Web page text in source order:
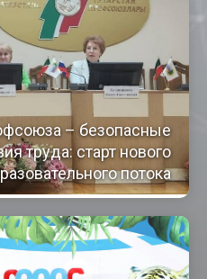
– безопасные
труда: старт нового
потока